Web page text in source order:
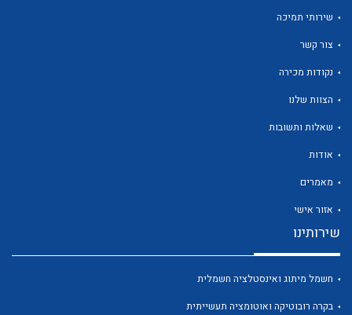
לכל מוצרי היצרן
לכל מוצרי היצרן
שירותי תמיכה
צור קשר
נקודות מכירה
הצוות שלנו
שאלות ותשובות
אודות
מאמרים
אזור אישי
שירותינו
חשמל מיתוג ואינסטלציה חשמלית
בקרה רובוטיקה ואוטומציה תעשייתית